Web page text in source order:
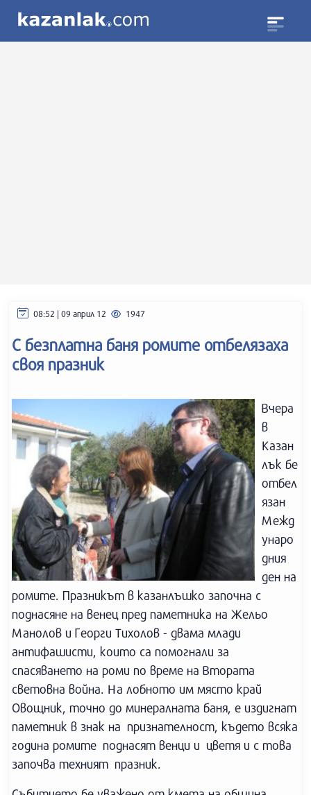
08:52 | 09 април 12 1947
С безплатна баня ромите отбелязаха
своя празник
Вчера
в
Казан
лък бе
отбел
язан
Межд
унаро
дния
ден на
ромите. Празникът в казанлъшко започна с
поднасяне на венец пред паметника на Жельо
Манолов и Георги Тихолов - двама млади
антифашисти, които са помогнали за
спасяването на роми по време на Втората
световна война. На лобното им място край
Овощник, точно до минералната баня, е издигнат
паметник в знак на признателност, където всяка
година ромите поднасят венци и цветя и с това
започва техният празник.